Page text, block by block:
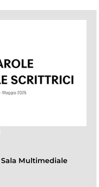
Sala Multimediale